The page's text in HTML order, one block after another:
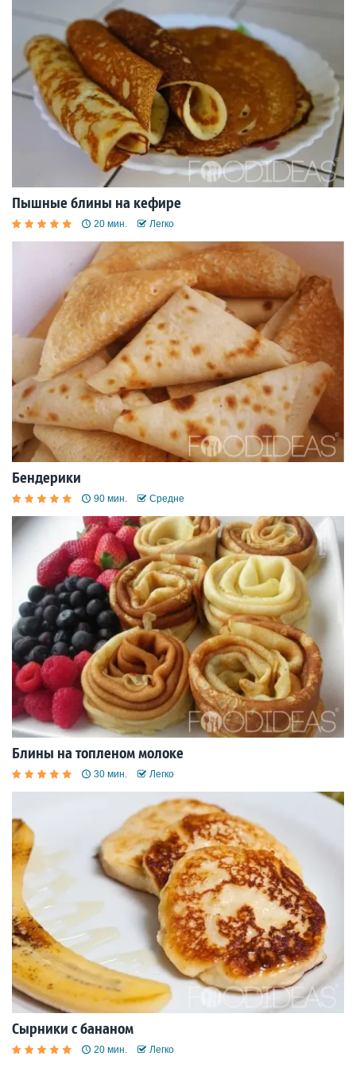
Пышные блины на кефире
20 мин. Легко
Бендерики
90 мин. Средне
Блины на топленом молоке
30 мин. Легко
Сырники с бананом
20 мин. Легко